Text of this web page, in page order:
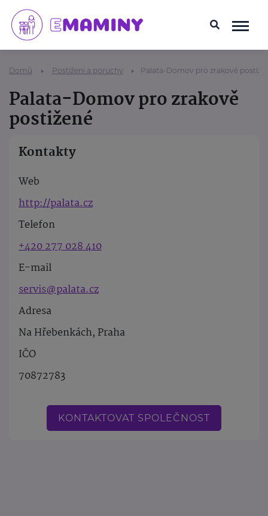
Domů Postižení a poruchy Palata-Domov pro zrakově
Palata-Domov pro zrakově
postižené
Kontakty
Web
http://palata.cz
Telefon
+420 277 028 410
E-mail
servis@palata.cz
Adresa
Na Hřebenkách, Praha
IČO
70872783
KONTAKTOVAT SPOLEČNOST